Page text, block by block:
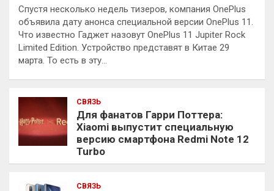
Спустя несколько недель тизеров, компания OnePlus
объявила дату анонса специальной версии OnePlus 11.
Что известно Гаджет назовут OnePlus 11 Jupiter Rock
Limited Edition. Устройство представят в Китае 29
марта. То есть в эту…
СВЯЗЬ
Для фанатов Гарри Поттера:
Xiaomi выпустит специальную
версию смартфона Redmi Note 12
Turbo
СВЯЗЬ